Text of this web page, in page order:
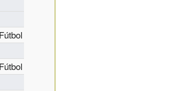
Fútbol
Fútbol